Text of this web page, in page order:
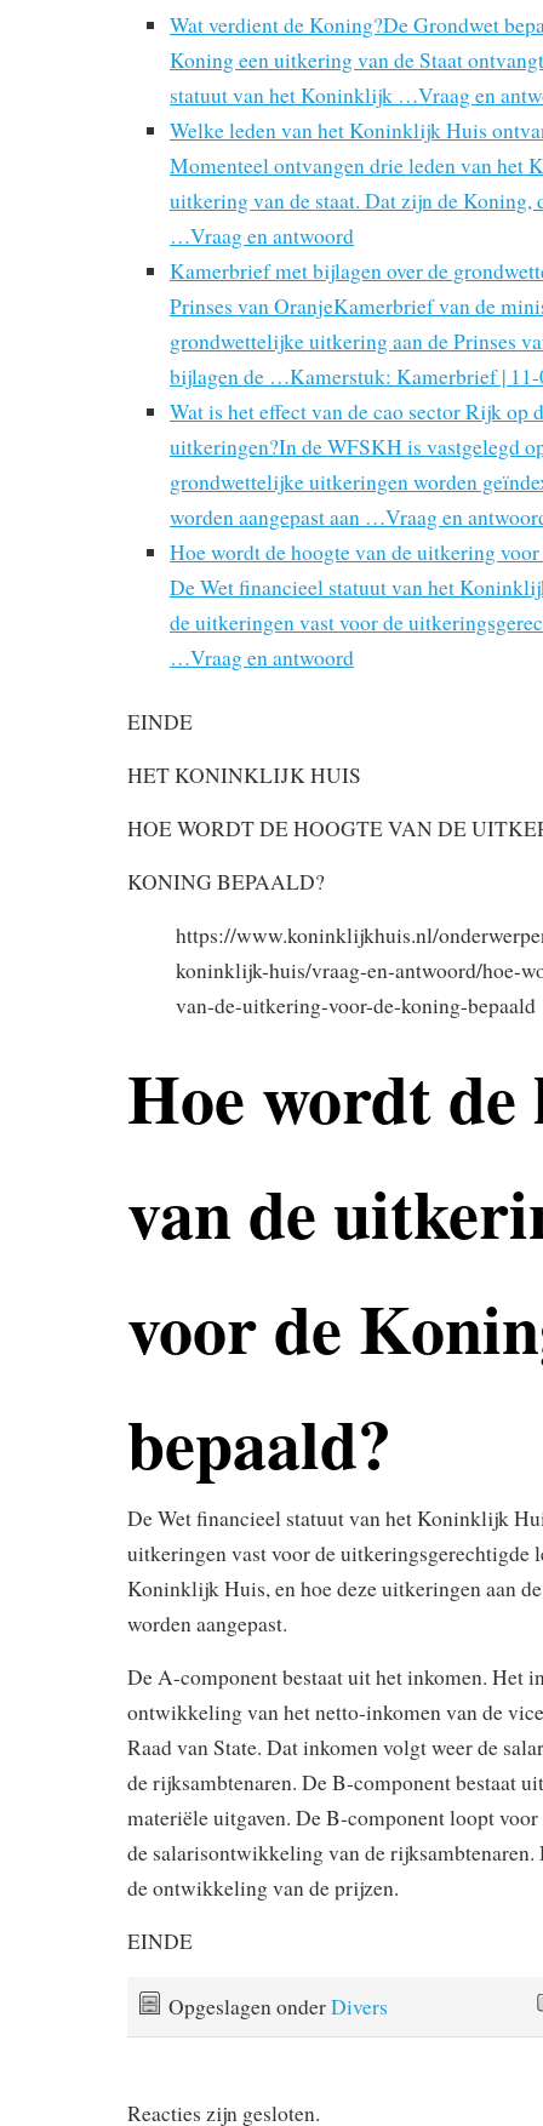
Wat verdient de Koning?De Grondwet
Koning een uitkering van de Staat
statuut van het Koninklijk …Vraag en
Welke leden van het Koninklijk Huis
Momenteel ontvangen drie leden van het
uitkering van de staat. Dat zijn de Koning,
…Vraag en antwoord
Kamerbrief met bijlagen over de
Prinses van OranjeKamerbrief van de
grondwettelijke uitkering aan de Prinses
bijlagen de …Kamerstuk: Kamerbrief |
Wat is het effect van de cao sector Rijk op
uitkeringen?In de WFSKH is vastgelegd
grondwettelijke uitkeringen worden
worden aangepast aan …Vraag en
Hoe wordt de hoogte van de uitkering
De Wet financieel statuut van het
de uitkeringen vast voor de
…Vraag en antwoord
EINDE
HET KONINKLIJK HUIS
HOE WORDT DE HOOGTE VAN DE
KONING BEPAALD?
https://www.koninklijkhuis.nl/
koninklijk-huis/vraag-en-antwoord/hoe-
van-de-uitkering-voor-de-koning-bepaald
Hoe wordt de
van de
voor de
bepaald?
De Wet financieel statuut van het Koninklijk
uitkeringen vast voor de uitkeringsgerechtigde
Koninklijk Huis, en hoe deze uitkeringen aan
worden aangepast.
De A-component bestaat uit het inkomen. Het
ontwikkeling van het netto-inkomen van de
Raad van State. Dat inkomen volgt weer de
de rijksambtenaren. De B-component bestaat
materiële uitgaven. De B-component loopt
de salarisontwikkeling van de
de ontwikkeling van de prijzen.
EINDE
Opgeslagen onderDivers
Reacties zijn gesloten.